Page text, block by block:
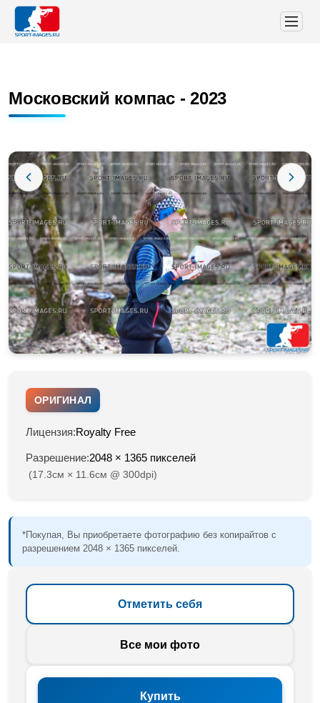
Московский компас - 2023
ОРИГИНАЛ
Лицензия:Royalty Free
Разрешение:2048 × 1365 пикселей
(17.3см × 11.6см @ 300dpi)
*Покупая, Вы приобретаете фотографию без копирайтов с
разрешением 2048 × 1365 пикселей.
Отметить себя
Все мои фото
Купить